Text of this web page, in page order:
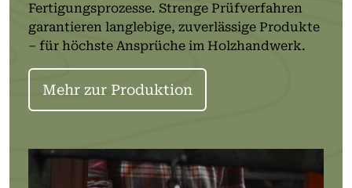
Fertigungsprozesse. Strenge Prüfverfahren
garantieren langlebige, zuverlässige Produkte
– für höchste Ansprüche im Holzhandwerk.
Mehr zur Produktion